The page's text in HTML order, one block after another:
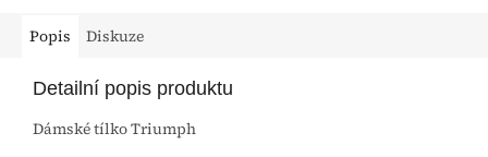
Popis Diskuze
Detailní popis produktu
Dámské tílko Triumph